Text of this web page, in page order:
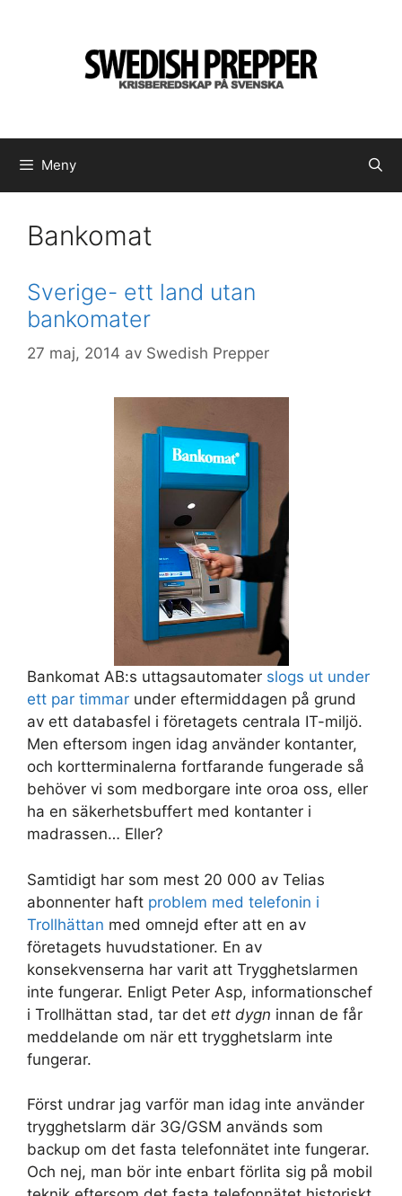
Meny
Bankomat
Sverige- ett land utan
bankomater
27 maj, 2014 av Swedish Prepper
Bankomat AB:s uttagsautomater slogs ut under
ett par timmar under eftermiddagen på grund
av ett databasfel i företagets centrala IT-miljö.
Men eftersom ingen idag använder kontanter,
och kortterminalerna fortfarande fungerade så
behöver vi som medborgare inte oroa oss, eller
ha en säkerhetsbuffert med kontanter i
madrassen… Eller?
Samtidigt har som mest 20 000 av Telias
abonnenter haft problem med telefonin i
Trollhättan med omnejd efter att en av
företagets huvudstationer. En av
konsekvenserna har varit att Trygghetslarmen
inte fungerar. Enligt Peter Asp, informationschef
i Trollhättan stad, tar det ett dygn innan de får
meddelande om när ett trygghetslarm inte
fungerar.
Först undrar jag varför man idag inte använder
trygghetslarm där 3G/GSM används som
backup om det fasta telefonnätet inte fungerar.
Och nej, man bör inte enbart förlita sig på mobil